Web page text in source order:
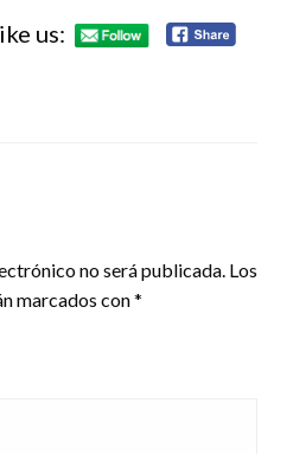
us:
no será publicada. Los
marcados con*